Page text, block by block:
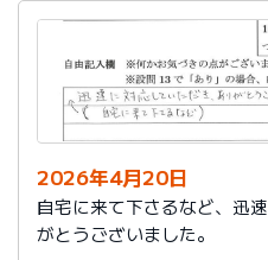
2026年4月20日
自宅に来て下さるなど、迅
がとうございました。